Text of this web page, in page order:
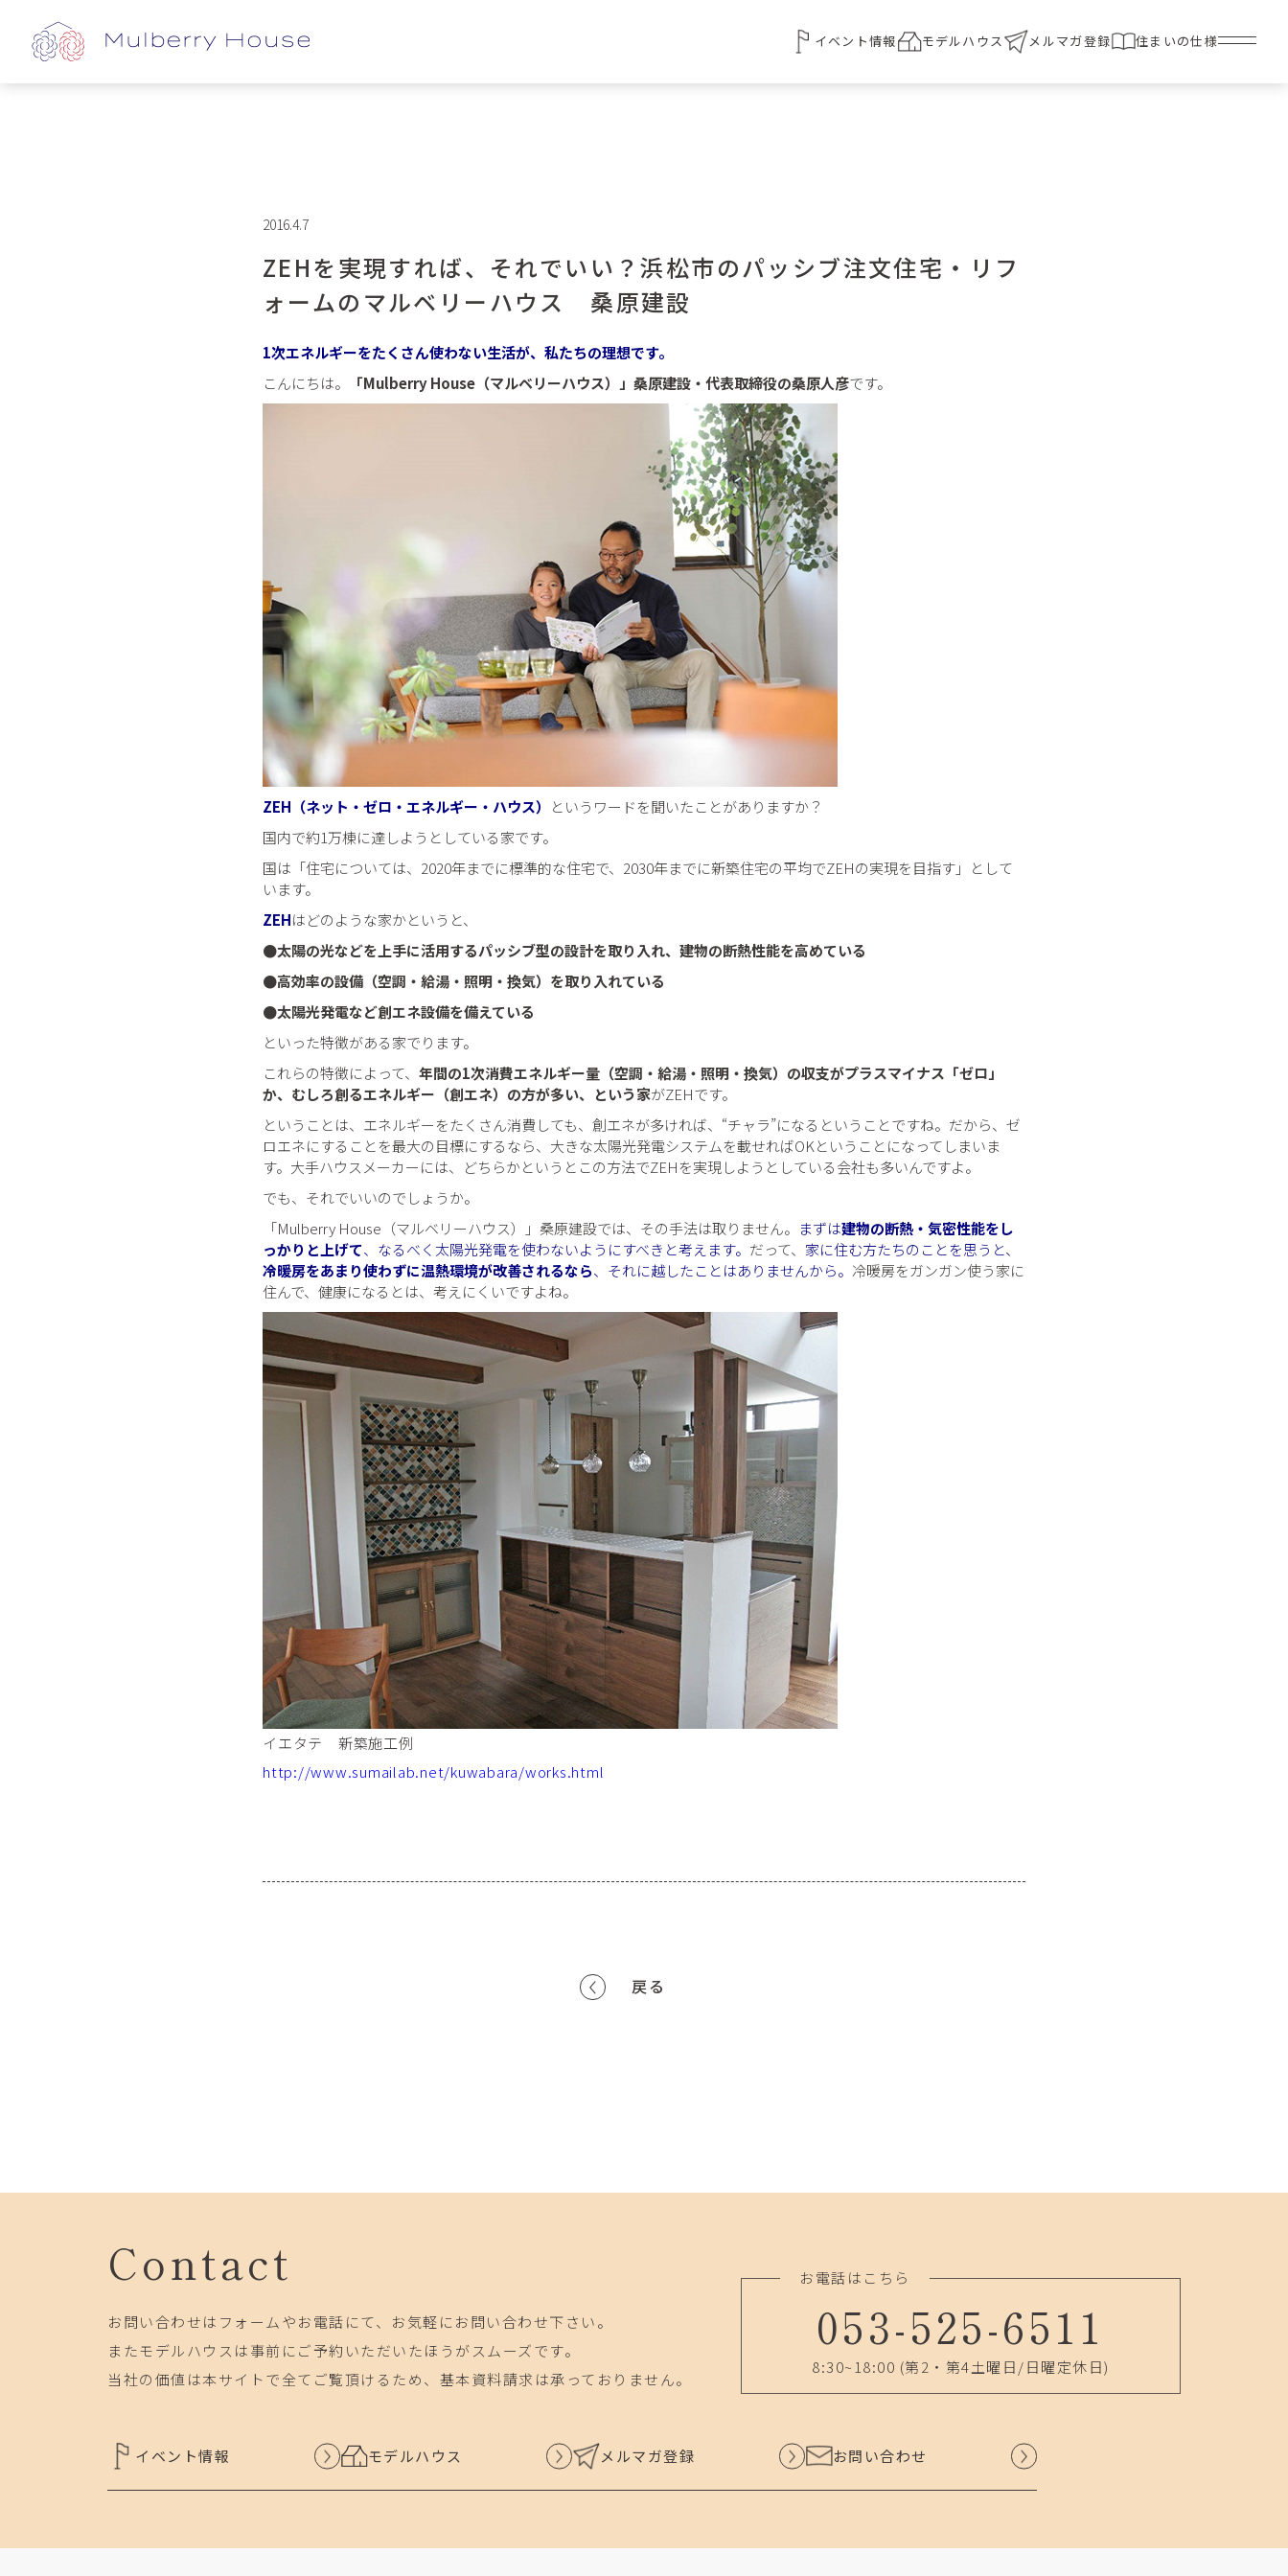
イベント情報 モデルハウス メルマガ登録 住まいの仕様
2016.4.7
ZEHを実現すれば、それでいい？浜松市のパッシブ注文住宅・リフ
ォームのマルベリーハウス 桑原建設
1次エネルギーをたくさん使わない生活が、私たちの理想です。
こんにちは。
「Mulberry House（マルベリーハウス）」桑原建設・代表取締役の桑原人彦です。
ZEH（ネット・ゼロ・エネルギー・ハウス）
というワードを聞いたことがありますか？
国内で約1万棟に達しようとしている家です。
国は「住宅については、2020年までに標準的な住宅で、2030年までに新築住宅の平均でZEHの実現を目指す」として
います。
ZEHはどのような家かというと、
●太陽の光などを上手に活用するパッシブ型の設計を取り入れ、建物の断熱性能を高めている
●高効率の設備（空調・給湯・照明・換気）を取り入れている
●太陽光発電など創エネ設備を備えている
といった特徴がある家でります。
これらの特徴によって、 年間の1次消費エネルギー量（空調・給湯・照明・換気）の収支がプラスマイナス「ゼロ」
か、むしろ創るエネルギー（創エネ）の方が多い、という家がZEHです。
ということは、エネルギーをたくさん消費しても、創エネが多ければ、“チャラ”になるということですね。だから、ゼ
ロエネにすることを最大の目標にするなら、大きな太陽光発電システムを載せればOKということになってしまいま
す。大手ハウスメーカーには、どちらかというとこの方法でZEHを実現しようとしている会社も多いんですよ。
でも、それでいいのでしょうか。
「Mulberry House（マルベリーハウス）」桑原建設では、その手法は取りません。 まずは建物の断熱・気密性能をし
っかりと上げて、なるべく太陽光発電を使わないようにすべきと考えます。 だって、 家に住む方たちのことを思うと、
冷暖房をあまり使わずに温熱環境が改善されるなら、それに越したことはありませんから。 冷暖房をガンガン使う家に
住んで、健康になるとは、考えにくいですよね。
イエタテ 新築施工例
http://www.sumailab.net/kuwabara/works.html
戻る
Contact
お問い合わせはフォームやお電話にて、お気軽にお問い合わせ下さい。
またモデルハウスは事前にご予約いただいたほうがスムーズです。
当社の価値は本サイトで全てご覧頂けるため、基本資料請求は承っておりません。
お電話はこちら
053-525-6511
8:30~18:00 (第2・第4土曜日/日曜定休日)
イベント情報 モデルハウス メルマガ登録 お問い合わせ